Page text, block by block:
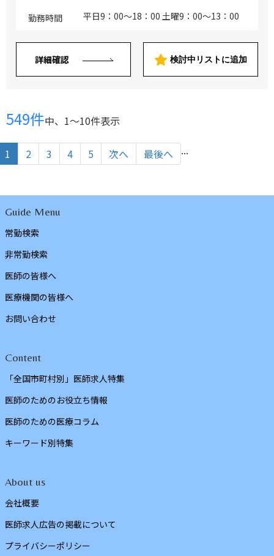
勤務時間 平日9：00～18：00 土曜9：00～13：00
詳細確認 検討中リストに追加
549件中、1〜10件表示
1 2 3 4 5 ...
次へ 最後へ
Guide Menu
常勤検索
非常勤検索
医師の皆様へ
医療機関の皆様へ
お問い合わせ
Content
「全国市町村別」医師求人特集
医師のためのお役立ち情報
医師のための医療コラム
キーワード別特集
About us
会社概要
医師求人広告の掲載について
プライバシーポリシー